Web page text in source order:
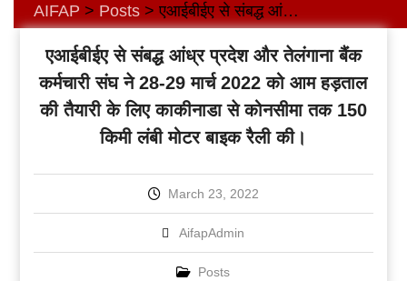
AIFAP > Posts> एआईबीईए से संबद्ध आंध्र प्रदेश और तेलंगाना बैंक कर्मचारी संघ ने 28-29 मार्च 2022 को आम हड़ताल की तैयारी के लिए काकीनाडा से कोनसीमा तक 150 किमी लंबी मोटर बाइक रैली की।
एआईबीईए से संबद्ध आंध्र प्रदेश और तेलंगाना बैंक
कर्मचारी संघ ने 28-29 मार्च 2022 को आम हड़ताल
की तैयारी के लिए काकीनाडा से कोनसीमा तक 150
किमी लंबी मोटर बाइक रैली की।
March 23, 2022
AifapAdmin
Posts